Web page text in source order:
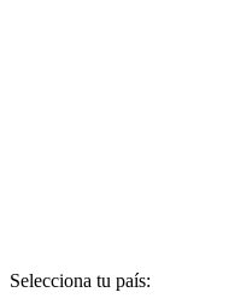
Selecciona tu país: